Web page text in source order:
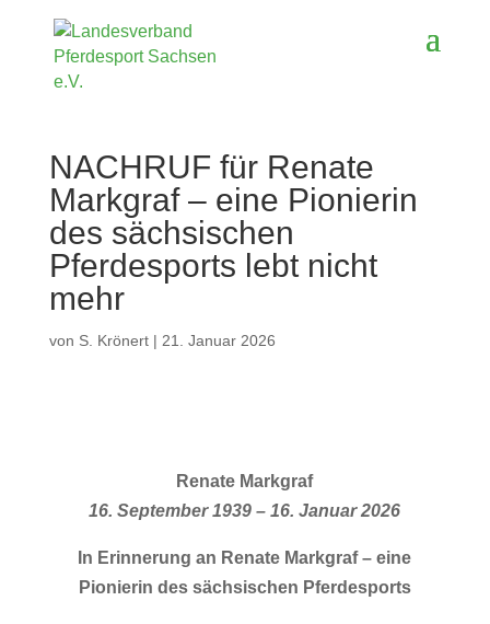
NACHRUF für Renate
Markgraf – eine Pionierin
des sächsischen
Pferdesports lebt nicht
mehr
von S. Krönert| 21. Januar 2026
Renate Markgraf
16. September 1939 – 16. Januar 2026
In Erinnerung an Renate Markgraf – eine
Pionierin des sächsischen Pferdesports